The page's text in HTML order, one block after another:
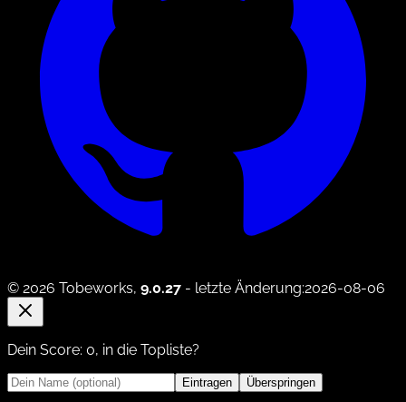
© 2026 Tobeworks, 9.0.27 - letzte Änderung:2026-08-06
Dein Score: 0, in die Topliste?
Eintragen Überspringen